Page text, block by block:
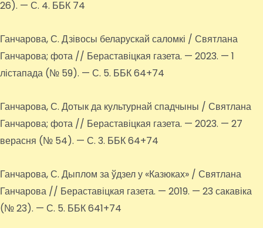
26). — С. 4. ББК 74
Ганчарова, С. Дзівосы беларускай саломкі / Святлана
Ганчарова; фота // Бераставіцкая газета. — 2023. — 1
лістапада (№ 59). — С. 5. ББК 64+74
Ганчарова, С. Дотык да культурнай спадчыны / Святлана
Ганчарова; фота // Бераставіцкая газета. — 2023. — 27
верасня (№ 54). — С. 3. ББК 64+74
Ганчарова, С. Дыплом за ўдзел у «Казюках» / Святлана
Ганчарова // Бераставіцкая газета. — 2019. — 23 сакавіка
(№ 23). — С. 5. ББК 641+74